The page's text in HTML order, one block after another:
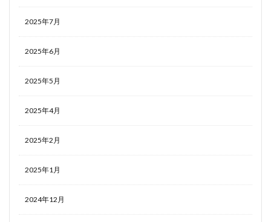
2025年7月
2025年6月
2025年5月
2025年4月
2025年2月
2025年1月
2024年12月